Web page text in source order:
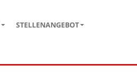
STELLENANGEBOT